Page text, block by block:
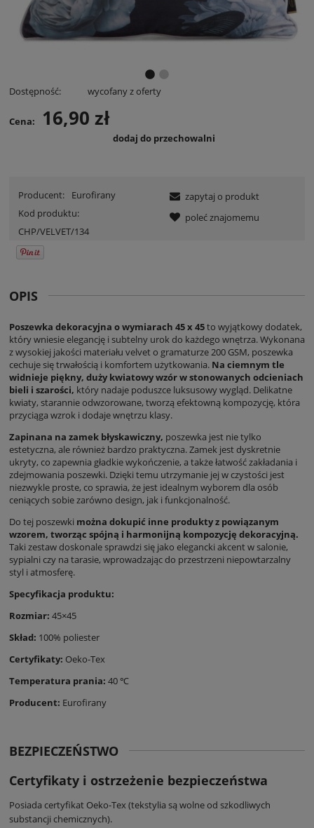
Dostępność: wycofany z oferty
Cena: 16,90 zł
dodaj do przechowalni
Producent:
Eurofirany
Kod produktu:
CHP/VELVET/134
zapytaj o produkt
poleć znajomemu
OPIS
Poszewka dekoracyjna o wymiarach 45 x 45to wyjątkowy dodatek,
który wniesie elegancję i subtelny urok do każdego wnętrza. Wykonana
z wysokiej jakości materiału velvet o gramaturze 200 GSM, poszewka
cechuje się trwałością i komfortem użytkowania. Na ciemnym tle
widnieje piękny, duży kwiatowy wzór w stonowanych odcieniach
bieli i szarości, który nadaje poduszce luksusowy wygląd. Delikatne
kwiaty, starannie odwzorowane, tworzą efektowną kompozycję, która
przyciąga wzrok i dodaje wnętrzu klasy.
Zapinana na zamek błyskawiczny, poszewka jest nie tylko
estetyczna, ale również bardzo praktyczna. Zamek jest dyskretnie
ukryty, co zapewnia gładkie wykończenie, a także łatwość zakładania i
zdejmowania poszewki. Dzięki temu utrzymanie jej w czystości jest
niezwykle proste, co sprawia, że jest idealnym wyborem dla osób
ceniących sobie zarówno design, jak i funkcjonalność.
Do tej poszewki można dokupić inne produkty z powiązanym
wzorem, tworząc spójną i harmonijną kompozycję dekoracyjną.
Taki zestaw doskonale sprawdzi się jako elegancki akcent w salonie,
sypialni czy na tarasie, wprowadzając do przestrzeni niepowtarzalny
styl i atmosferę.
Specyfikacja produktu:
Rozmiar: 45×45
Skład: 100% poliester
Certyfikaty: Oeko-Tex
Temperatura prania: 40 ℃
Producent: Eurofirany
BEZPIECZEŃSTWO
Certyfikaty i ostrzeżenie bezpieczeństwa
Posiada certyfikat Oeko-Tex (tekstylia są wolne od szkodliwych
substancji chemicznych).